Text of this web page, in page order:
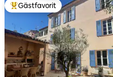
Populär gästfavorit
Gästfavorit